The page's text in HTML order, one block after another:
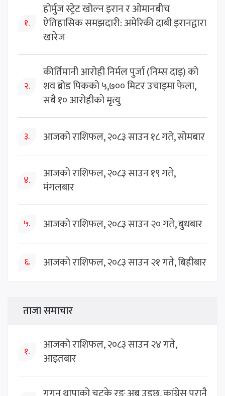
१.
होर्मुज स्ट्रेट खोल्न इरान र ओमानबीच
ऐतिहासिक समझदारी: अमेरिकी दाबी इरानद्वारा
खारेज
२.
कीर्तिमानी आरोही निर्मल पुर्जा (निम्स दाइ) को
शव ब्रोड पिकको ५,७०० मिटर उचाइमा फेला,
सबै १० आरोहीको मृत्यु
३. आजको राशिफल, २०८३ साउन १८ गते, सोमबार
४.
आजको राशिफल, २०८३ साउन १९ गते,
मंगलबार
५. आजको राशिफल, २०८३ साउन २० गते, बुधबार
६. आजको राशिफल, २०८३ साउन २१ गते, बिहीबार
ताजा समाचार
१.
आजको राशिफल, २०८३ साउन २४ गते,
आइतबार